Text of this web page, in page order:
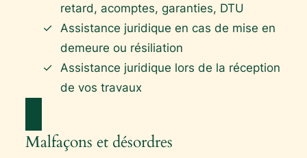
retard, acomptes, garanties, DTU
Assistance juridique en cas de mise en
demeure ou résiliation
Assistance juridique lors de la réception
de vos travaux
Malfaçons et désordres